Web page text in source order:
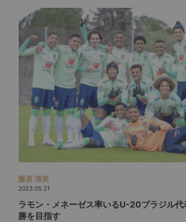
藤原 清美
2023.05.21
ラモン・メネーゼス率いるU-20ブラジル代
勝を目指す